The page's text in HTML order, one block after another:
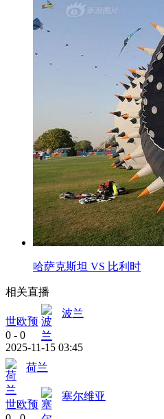
哈萨克斯坦 VS 比利时
相关直播
世欧预
波兰
0 - 0
2025-11-15 03:45
荷兰
世欧预
塞尔维亚